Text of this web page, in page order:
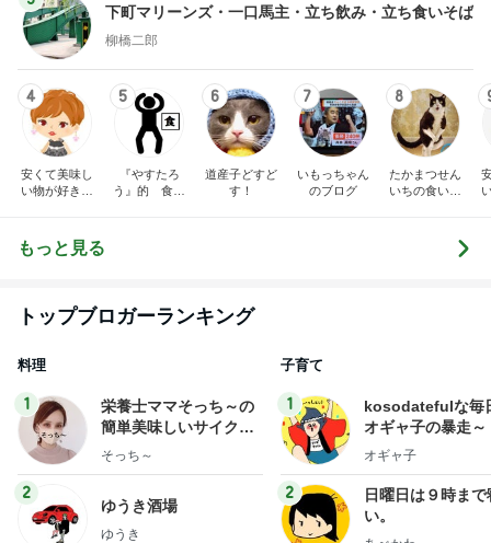
下町マリーンズ・一口馬主・立ち飲み・立ち食いそば
柳橋二郎
4
安くて美味し
い物が好き☆
5
『やすたろ
う』的 食の
6
道産子どすど
す！
7
いもっちゃん
のブログ
8
たかまつせん
いちの食い散
もっと見る
トップブロガーランキング
料理
1
栄養士ママそっち～の
簡単美味しいサイクル
献立
そっち～
2
ゆうき酒場
ゆうき
子育て
1
kosodatefulな毎
オギャ子の暴走～
オギャ子
2
日曜日は９時まで
い。